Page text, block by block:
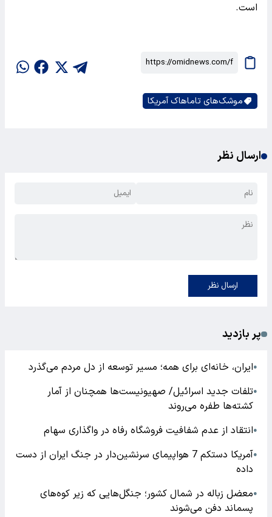
است.
موشک‌های تاماهاک آمریکا
ارسال نظر
ارسال نظر
پر بازدید
●ایران، خانه‌ای برای همه؛ مسیر توسعه از دل مردم می‌گذرد
●تلفات جدید اسرائیل/ صهیونیست‌ها همچنان از آمار
کشته‌ها طفره می‌روند
●انتقاد از عدم شفافیت فروشگاه رفاه در واگذاری سهام
●
آمریکا دستکم 7 هواپیمای سرنشین‌دار در جنگ ایران از دست
داده
●معضل زباله در شمال کشور؛ جنگل‌هایی که زیر کوه‌های
پسماند دفن می‌شوند